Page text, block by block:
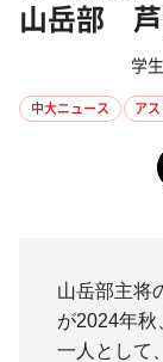
山岳部 芦
学
中大ニュース アス
山岳部主将
が2024年秋
一人として